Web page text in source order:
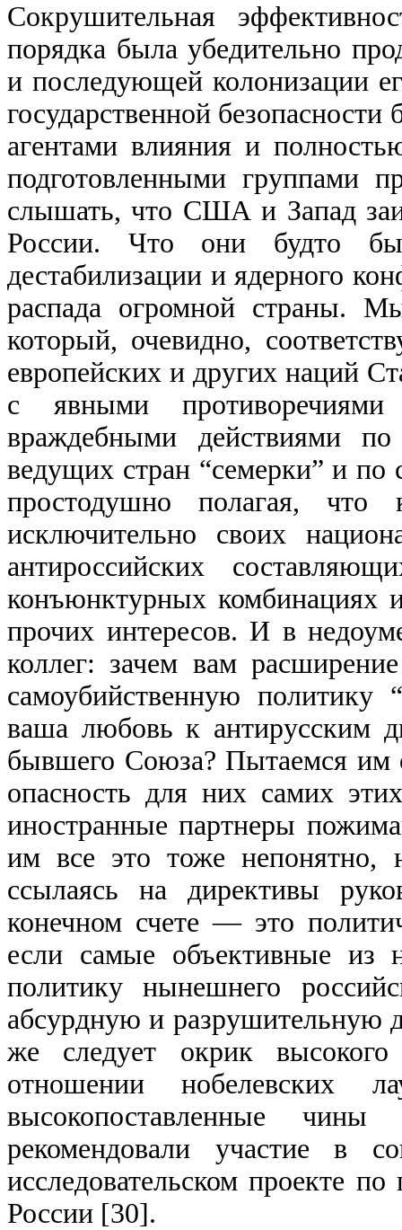
Сокрушительная
порядка была убедительно
и последующей колонизации
государственной
агентами влияния и
подготовленными группами
слышать, что США и Запад
России. Что они будто бы
дестабилизации и ядерного
распада огромной страны.
который, очевидно,
европейских и других наций
с явными
враждебными действиями
ведущих стран “семерки” и по
простодушно полагая, что
исключительно своих
антироссийских
конъюнктурных комбинациях
прочих интересов. И в
коллег: зачем вам
самоубийственную политику
ваша любовь к антирусским
бывшего Союза? Пытаемся им
опасность для них самих
иностранные партнеры
им все это тоже
ссылаясь на директивы
конечном счете — это
если самые объективные из
политику нынешнего
абсурдную и разрушительную
же следует окрик
отношении нобелевских
высокопоставленные
рекомендовали участие в
исследовательском проекте
России [30].